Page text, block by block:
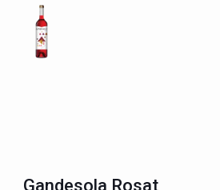
Gandesola Rosat